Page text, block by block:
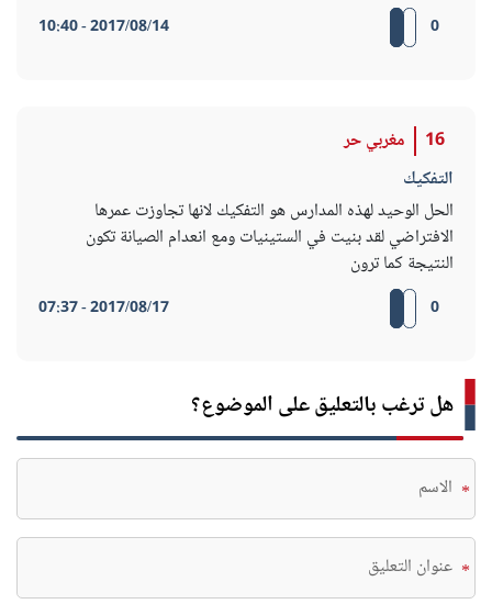
0
2017/08/14 - 10:40
16
مغربي حر
التفكيك
الحل الوحيد لهذه المدارس هو التفكيك لانها تجاوزت عمرها
الافتراضي لقد بنيت في الستينيات ومع انعدام الصيانة تكون
النتيجة كما ترون
0
2017/08/17 - 07:37
هل ترغب بالتعليق على الموضوع؟
*
*